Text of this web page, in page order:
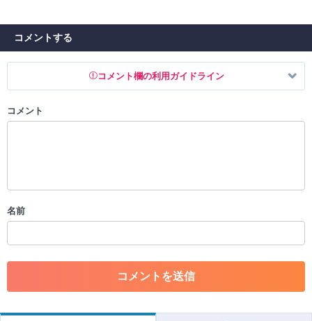
コメントする
コメント欄の利用ガイドライン
以下の書き込みを禁止とし、場合によってはコメント削除や書き込み制
・一度削除された投稿を再び投稿すること
・アカウントの売買など金銭が絡む内容の投稿
・各ゲームのネタバレを含む内容の投稿
・その他、管理者が不適切と判断した投稿
だけますでしょうか。
コメント
名前